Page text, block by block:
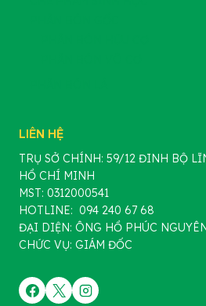
LIÊN HỆ
TRỤ SỞ CHÍNH: 59/12 ĐINH BỘ
HỒ CHÍ MINH
MST: 0312000541
HOTLINE: 094 240 67 68
ĐẠI DIỆN: ÔNG HỒ PHÚC
CHỨC VỤ: GIÁM ĐỐC